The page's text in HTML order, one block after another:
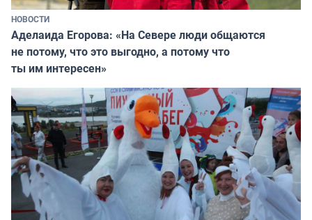
НОВОСТИ
Аделаида Егорова: «На Севере люди общаются
не потому, что это выгодно, а потому что
ты им интересен»